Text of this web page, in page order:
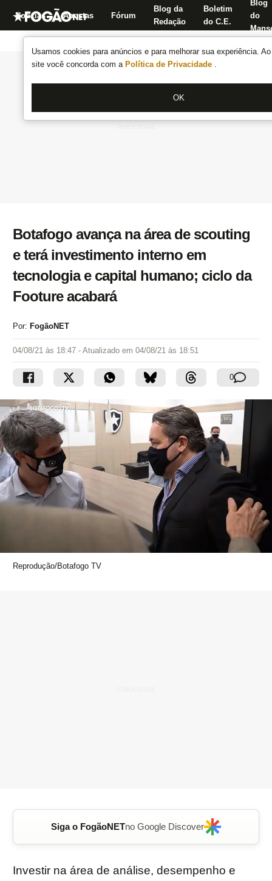
Usamos cookies para anúncios e para melhorar sua experiência.
site você concorda com a Política de Privacidade .
OK
Notícias Apostas Fórum
Blog da
Redação
Boletim
do C.E.
Blog
do
Botafogo avança na área de scouting
e terá investimento interno em
tecnologia e capital humano; ciclo da
Footure acabará
Por: FogãoNET
04/08/21 às 18:47 - Atualizado em 04/08/21 às 18:51
0
Reprodução/Botafogo TV
Siga o FogãoNETno Google Discover
Investir na área de análise, desempenho e